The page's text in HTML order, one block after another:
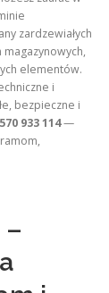
zardzewiałych
elementów.
i
bezpieczne i
570 933 114—